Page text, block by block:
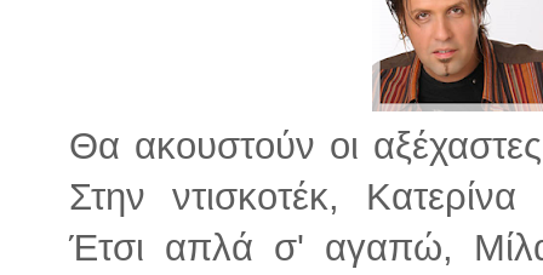
Θα ακουστούν οι
Στην ντισκοτέκ,
Έτσι απλά σ' αγαπώ,